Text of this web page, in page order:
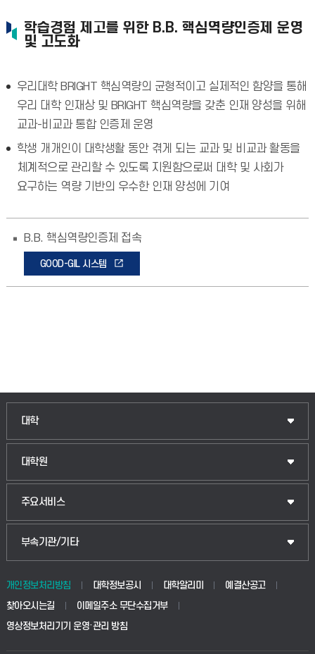
학습경험 제고를 위한 B.B. 핵심역량인증제 운영
및 고도화
우리대학 BRIGHT 핵심역량의 균형적이고 실제적인 함양을 통해
우리 대학 인재상 및 BRIGHT 핵심역량을 갖춘 인재 양성을 위해
교과-비교과 통합 인증제 운영
학생 개개인이 대학생활 동안 겪게 되는 교과 및 비교과 활동을
체계적으로 관리할 수 있도록 지원함으로써 대학 및 사회가
요구하는 역량 기반의 우수한 인재 양성에 기여
B.B. 핵심역량인증제 접속
GOOD-GIL 시스템
대학
인문융합공공인재학부
법경영학부
생명공학부
대학원
일반대학원
산업대학원
공공정책대학원
교육대학원
주요서비스
입학안내
웹메일
학사시스템(전문학사 및 전공심화)
부속기관/기타
중앙도서관
학생생활관(안성)
개인정보처리방침 대학정보공시 대학알리미
예결산공고
찾아오시는길
이메일주소 무단수집거부
영상정보처리기기 운영·관리 방침